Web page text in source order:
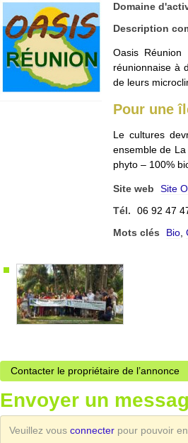
Domaine
Description
Oasis Réunion
réunionnaise à
de leurs
Pour une
Le cultures
ensemble de
phyto – 100%
Site web
Site
Tél.
06 92 47
Mots clés
Bio
Contacter le propriétaire de l’annonce
Envoyer un
Veuillez vous connecter pour pouvoir